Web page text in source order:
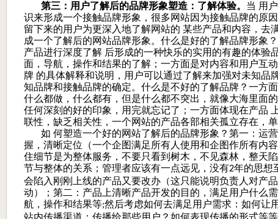
第三：用户了解后的品牌形象塑造：了解体验。 当 用
识来形成一个接触品牌形象，很多网站因为接触品牌的原
留下来的用户为更深入地了解网站的 某些产品和内容，去
成一个了解后的网站品牌形象。什么是好的了解品牌形象
产品进行深度了解 后形成的一种快乐的实用的有趣的体验
面，导航，操作和结果的了解；一方面是对内容和用户互
牌 的具体解释和说明，用户可以通过了解来加强对未知品
知品牌和接触品牌的确定。什么是不好的了解品牌？一方
什么都做，什么都有，但是什么都不突出，就像大海里面
任何深刻的好的印象，用完就忘记了；一方面体现在产品
联性，缺乏相关性，一个网站的产品各部相关孤立存在，
如 何塑造一个好的网站了解后的品牌形象？第一：运
握，清晰定位（一个企图满足所有人使用和企图作所有内
住细节是为整体服务，不要只看到树木，不见森林，整天
节与整体的关系；管理者应该有一点远见，没有2年的思想
会陷入刚刚上线的产品又要改办（这只能说明负责人对产
动）；第二：产品上清晰产品开发的目的，满足用户什么
航，操作和结果等;然后考虑如何去满足用户需求：如何让
站内传播渠道：传播给那些用户？如何表现传播的形式等等